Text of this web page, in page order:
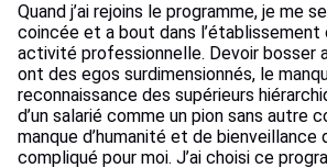
Quand j’ai rejoins le programme, je me
coincée et a bout dans l’établissement
activité professionnelle. Devoir bosser
ont des egos surdimensionnés, le
reconnaissance des supérieurs
d’un salarié comme un pion sans autre
manque d’humanité et de bienveillance
compliqué pour moi. J’ai choisi ce